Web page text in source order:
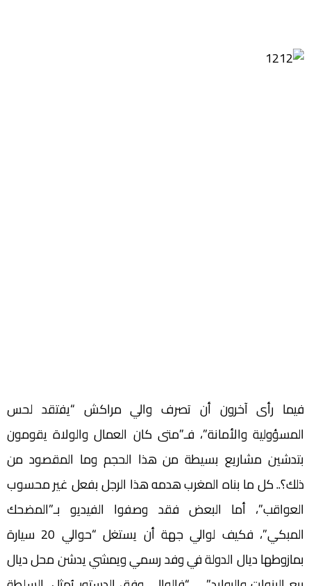
فيما رأى آخرون أن تصرف والي مراكش “يفتقد لحس
المسؤولية والأمانة”، فـ”متى كان العمال والولاة يقومون
بتدشين مشاريع بسيطة من هذا الحجم وما المقصود من
ذلك؟.. كل ما بناه المغرب هدمه هذا الرجل بفعل غير محسوب
العواقب”، أما البعض فقد وصفوا الفيديو بـ”المضحك
المبكي”، فكيف لوالي جهة أن يستغل “حوالي 20 سيارة
بمازوطها ديال الدولة في وفد رسمي ويمشي يدشن محل ديال